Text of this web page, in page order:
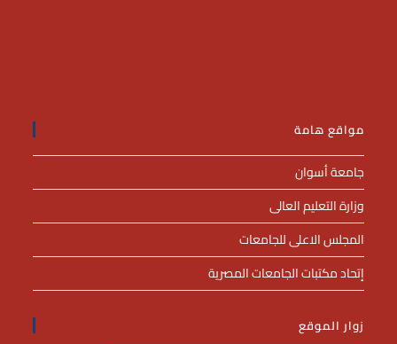
مواقع هامة
جامعة أسوان
وزارة التعليم العالى
المجلس الاعلى للجامعات
إتحاد مكتبات الجامعات المصرية
زوار الموقع